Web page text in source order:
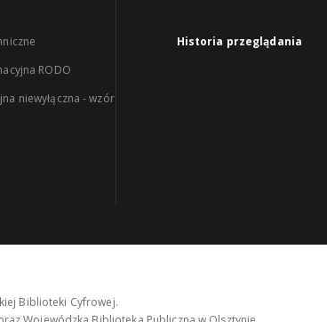
RODO
niewyłączna - wzór
Historia przeglądania
Biblioteki Cyfrowej.